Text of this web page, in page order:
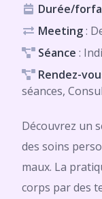
Durée/
Meeting:
Séance :
Rendez-
séances,
Découvrez un
des soins
maux. La
corps par des